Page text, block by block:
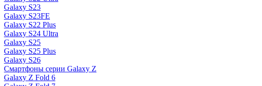
Galaxy S23
Galaxy S23FE
Galaxy S22 Plus
Galaxy S24 Ultra
Galaxy S25
Galaxy S25 Plus
Galaxy S26
Смартфоны серии Galaxy Z
Galaxy Z Fold 6